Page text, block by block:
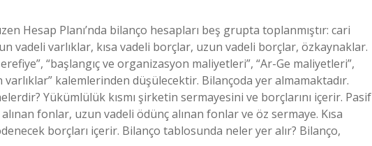
Hesap Planı’nda bilanço hesapları beş grupta toplanmıştır: cari
vadeli varlıklar, kısa vadeli borçlar, uzun vadeli borçlar, özkaynaklar.
“başlangıç ​​ve organizasyon maliyetleri”, “Ar-Ge maliyetleri”,
kalemlerinden düşülecektir. Bilançoda yer almamaktadır.
Yükümlülük kısmı şirketin sermayesini ve borçlarını içerir. Pasif
alınan fonlar, uzun vadeli ödünç alınan fonlar ve öz sermaye. Kısa
borçları içerir. Bilanço tablosunda neler yer alır? Bilanço,